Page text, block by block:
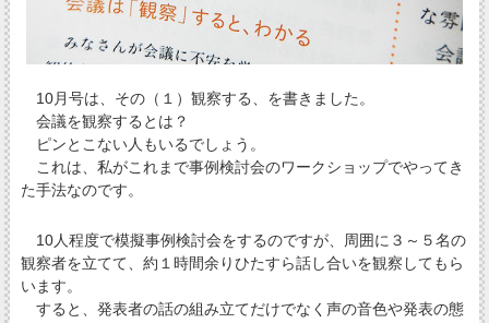
10月号は、その（１）観察する、を書きました。
会議を観察するとは？
ピンとこない人もいるでしょう。
これは、私がこれまで事例検討会のワークショップでやってき
た手法なのです。
10人程度で模擬事例検討会をするのですが、周囲に３～５名の
観察者を立てて、約１時間余りひたすら話し合いを観察してもら
います。
すると、発表者の話の組み立てだけでなく声の音色や発表の態